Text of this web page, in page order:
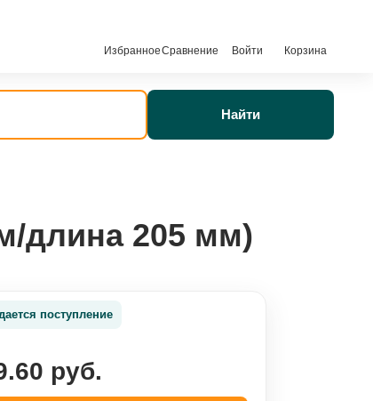
ИзбранноеСравнение Войти Корзина
Найти
длина 205 мм)
поступление
руб.